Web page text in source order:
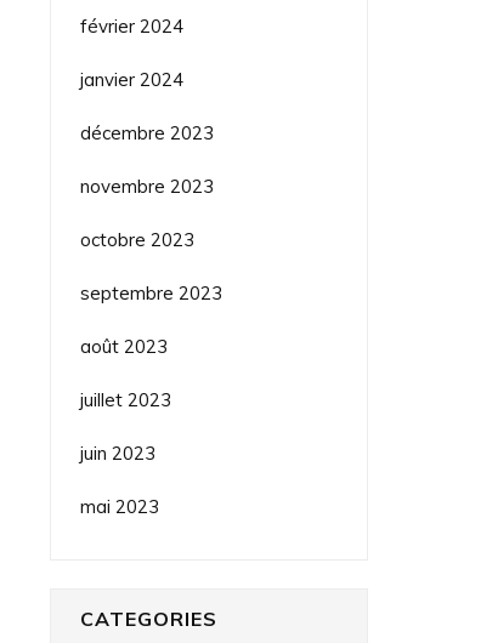
février 2024
janvier 2024
décembre 2023
novembre 2023
octobre 2023
septembre 2023
août 2023
juillet 2023
juin 2023
mai 2023
CATEGORIES